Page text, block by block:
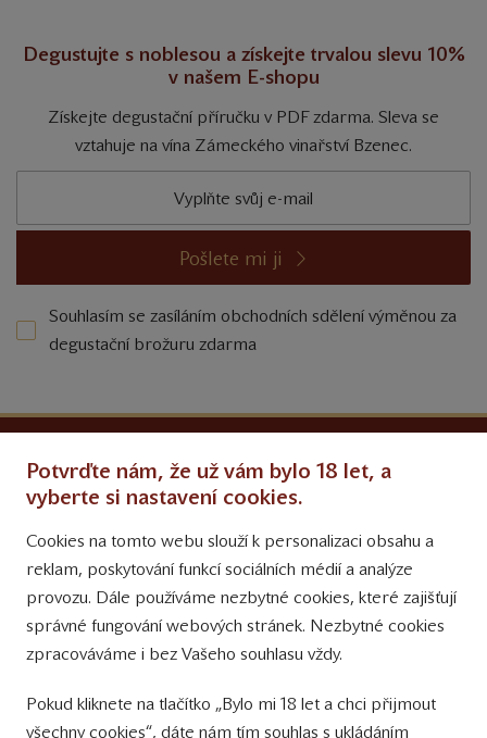
Degustujte s noblesou a získejte trvalou slevu 10%
v našem E-shopu
Získejte degustační příručku v PDF zdarma. Sleva se
vztahuje na vína Zámeckého vinařství Bzenec.
Pošlete mi ji
Souhlasím se zasíláním obchodních sdělení výměnou za
degustační brožuru zdarma
Obchodní podmínky
Přinášíme vám týdně
tipy na Facebooku
Sledujte nás
na Instagramu
Sledujte náš
YouTube kanál
Potvrďte nám, že už vám bylo 18 let, a
vyberte si nastavení cookies.
Cookies na tomto webu slouží k personalizaci obsahu a
reklam, poskytování funkcí sociálních médií a analýze
provozu. Dále používáme nezbytné cookies, které zajišťují
správné fungování webových stránek. Nezbytné cookies
zpracováváme i bez Vašeho souhlasu vždy.
Pokud kliknete na tlačítko „Bylo mi 18 let a chci přijmout
všechny cookies“, dáte nám tím souhlas s ukládáním